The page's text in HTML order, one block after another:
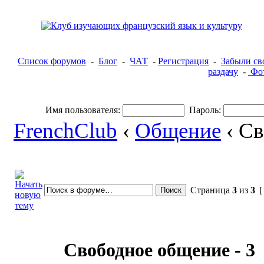
Список форумов - Блог - ЧАТ - Регистрация - Забыли
раздачу -
Имя пользователя: Пароль:
FrenchClub ‹ Общение ‹
Страница 3 из 3 [
Свободное общение - 3